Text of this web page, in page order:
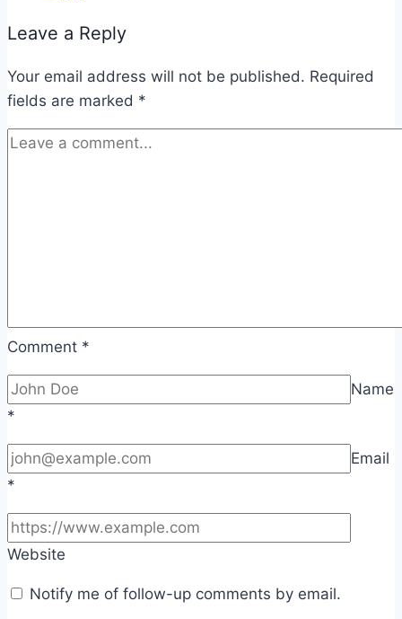
Leave a Reply
Your email address will not be published. Required
fields are marked *
Comment *
Name
*
Email
*
Website
Notify me of follow-up comments by email.